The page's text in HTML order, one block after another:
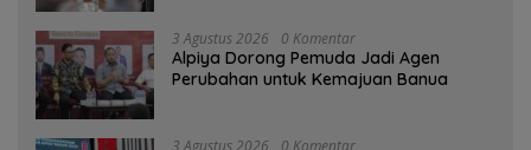
3 Agustus 2026 0 Komentar
‎Alpiya Dorong Pemuda Jadi Agen
Perubahan untuk Kemajuan Banua ‎